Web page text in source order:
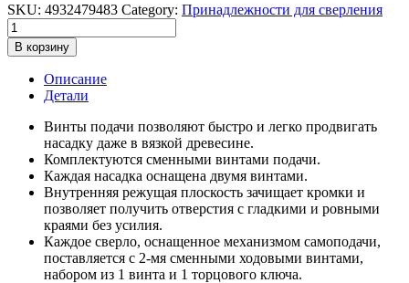
SKU: 4932479483 Category: Принадлежности для сверления
Количество
товара
Самоврезающаяся
насадка
44мм
Milwaukee
(замена
48251752)
В корзину
Описание
Детали
Винты подачи позволяют быстро и легко продвигать
насадку даже в вязкой древесине.
Комплектуются сменными винтами подачи.
Каждая насадка оснащена двумя винтами.
Внутренняя режущая плоскость зачищает кромки и
позволяет получить отверстия с гладкими и ровными
краями без усилия.
Каждое сверло, оснащенное механизмом самоподачи,
поставляется с 2-мя сменными ходовыми винтами,
набором из 1 винта и 1 торцового ключа.